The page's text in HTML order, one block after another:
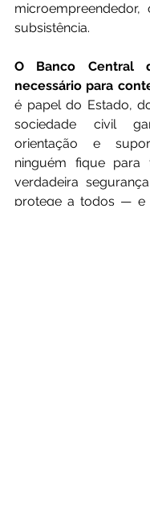
subsistência.
O Banco Central
necessário para
é papel do Estado,
sociedade civil
orientação e
ninguém fique para
verdadeira
protege a todos — e